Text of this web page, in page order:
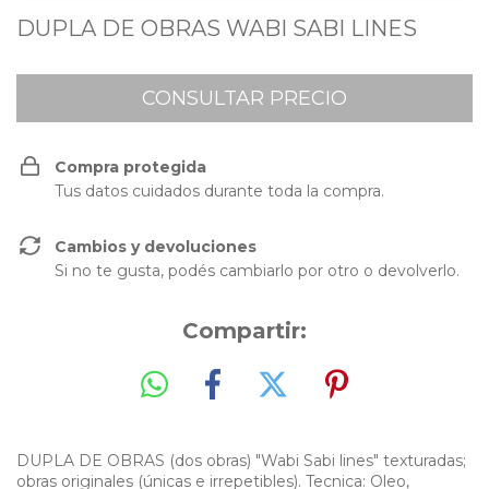
DUPLA DE OBRAS WABI SABI LINES
Compra protegida
Tus datos cuidados durante toda la compra.
Cambios y devoluciones
Si no te gusta, podés cambiarlo por otro o devolverlo.
Compartir:
DUPLA DE OBRAS (dos obras) "Wabi Sabi lines" texturadas;
obras originales (únicas e irrepetibles). Tecnica: Oleo,